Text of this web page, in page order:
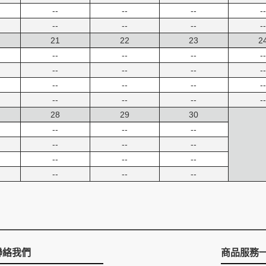
--
--
--
--
--
--
--
--
21
--
--
--
--
22
--
--
--
--
23
--
--
--
--
--
--
--
--
28
--
--
--
--
29
--
--
--
--
30
--
--
--
--
絡我們 商品服務